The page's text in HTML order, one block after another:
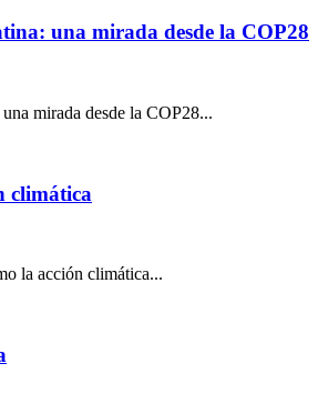
una mirada desde la COP28
mirada desde la COP28...
climática
la acción climática...